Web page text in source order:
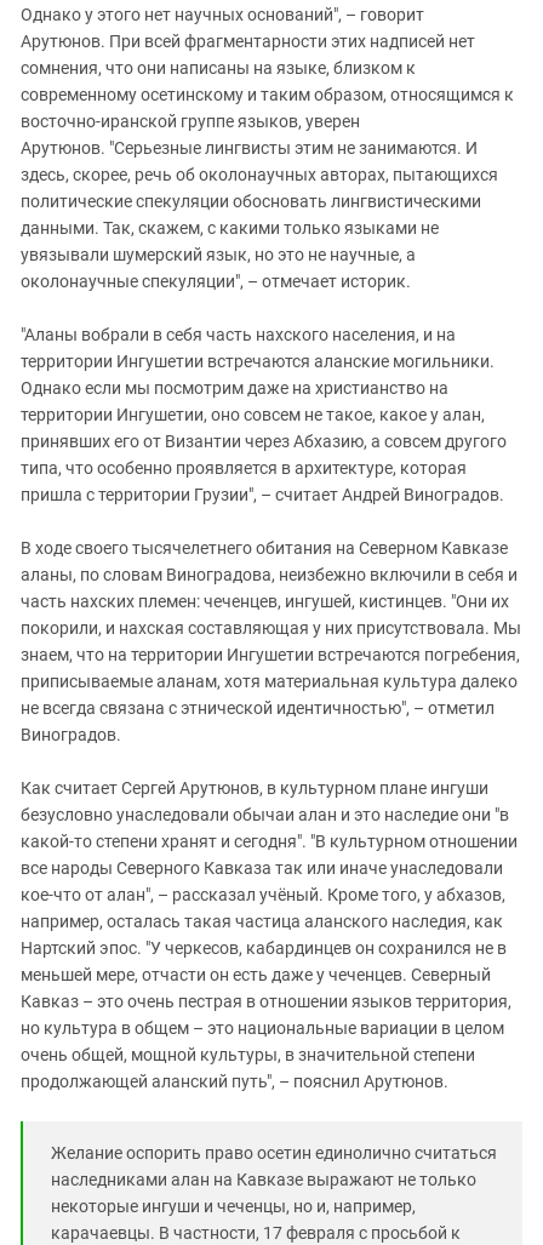
Однако у этого нет научных оснований", – говорит
Арутюнов. При всей фрагментарности этих надписей нет
сомнения, что они написаны на языке, близком к
современному осетинскому и таким образом, относящимся к
восточно-иранской группе языков, уверен
Арутюнов. "Серьезные лингвисты этим не занимаются. И
здесь, скорее, речь об околонаучных авторах, пытающихся
политические спекуляции обосновать лингвистическими
данными. Так, скажем, с какими только языками не
увязывали шумерский язык, но это не научные, а
околонаучные спекуляции", – отмечает историк.
"Аланы вобрали в себя часть нахского населения, и на
территории Ингушетии встречаются аланские могильники.
Однако если мы посмотрим даже на христианство на
территории Ингушетии, оно совсем не такое, какое у алан,
принявших его от Византии через Абхазию, а совсем другого
типа, что особенно проявляется в архитектуре, которая
пришла с территории Грузии", – считает Андрей Виноградов.
В ходе своего тысячелетнего обитания на Северном Кавказе
аланы, по словам Виноградова, неизбежно включили в себя и
часть нахских племен: чеченцев, ингушей, кистинцев. "Они их
покорили, и нахская составляющая у них присутствовала. Мы
знаем, что на территории Ингушетии встречаются погребения,
приписываемые аланам, хотя материальная культура далеко
не всегда связана с этнической идентичностью", – отметил
Виноградов.
Как считает Сергей Арутюнов, в культурном плане ингуши
безусловно унаследовали обычаи алан и это наследие они "в
какой-то степени хранят и сегодня". "В культурном отношении
все народы Северного Кавказа так или иначе унаследовали
кое-что от алан", – рассказал учёный. Кроме того, у абхазов,
например, осталась такая частица аланского наследия, как
Нартский эпос. "У черкесов, кабардинцев он сохранился не в
меньшей мере, отчасти он есть даже у чеченцев. Северный
Кавказ – это очень пестрая в отношении языков территория,
но культура в общем – это национальные вариации в целом
очень общей, мощной культуры, в значительной степени
продолжающей аланский путь", – пояснил Арутюнов.
Желание оспорить право осетин единолично считаться
наследниками алан на Кавказе выражают не только
некоторые ингуши и чеченцы, но и, например,
карачаевцы. В частности, 17 февраля с просьбой к